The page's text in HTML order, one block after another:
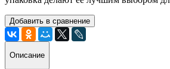
Добавить в сравнение
Описание